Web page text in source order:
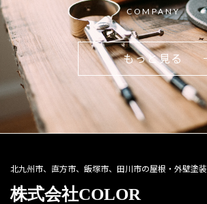
COMPANY
もっと見る
北九州市、直方市、飯塚市、田川市の屋根・外壁塗装
株式会社COLOR